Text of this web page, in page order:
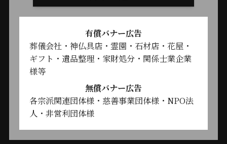
有償バナー広告
葬儀会社・神仏具店・霊園・石材店・花屋・
ギフト・遺品整理・家財処分・関係士業企業
様等
無償バナー広告
各宗派関連団体様・慈善事業団体様・NPO法
人・非営利団体様